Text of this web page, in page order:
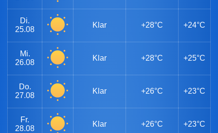
Di.
25.08
Klar +28°C +24°C
Mi.
26.08
Klar +28°C +25°C
Do.
27.08
Klar +26°C +23°C
Fr.
28.08
Klar +26°C +23°C